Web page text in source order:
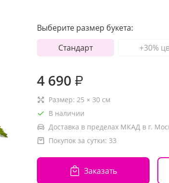
Выберите размер букета:
Стандарт
+30%
4 690 ₽
Размер: 25 × 30 см
В наличии
Доставка в пределах МКАД в г.
Покупок за сутки: 33
Заказать